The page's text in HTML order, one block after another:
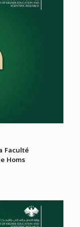
Faculté
Homs